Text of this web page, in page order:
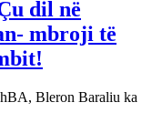
dil në
mbroji të
Bleron Baraliu ka